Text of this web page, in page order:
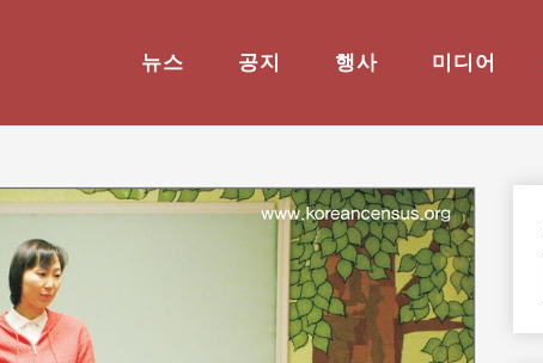
뉴스 공지 행사 미디어